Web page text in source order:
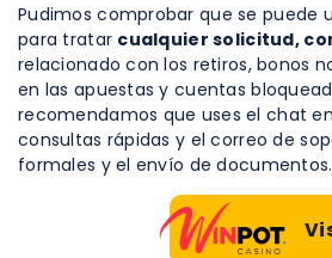
Pudimos comprobar que se puede
para tratar cualquier solicitud,
relacionado con los retiros, bonos
en las apuestas y cuentas
recomendamos que uses el chat
consultas rápidas y el correo de
formales y el envío de documentos.